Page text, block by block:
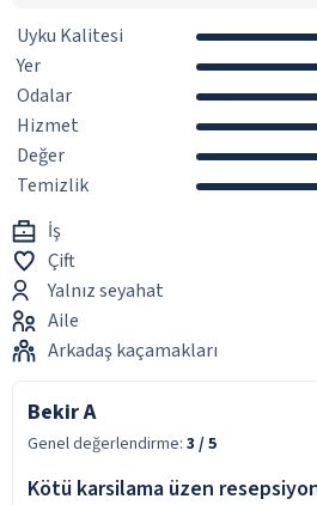
Uyku Kalitesi
Yer
Odalar
Hizmet
Değer
Temizlik
İş
Çift
Yalnız seyahat
Aile
Arkadaş kaçamakları
Bekir A
Genel değerlendirme: 3 / 5
Kötü karsilama üzen